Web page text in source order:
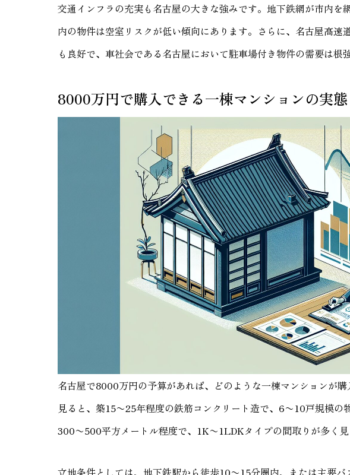
交通インフラの充実も名古屋の大きな強みです。地下鉄網が市内を
内の物件は空室リスクが低い傾向にあります。さらに、名古屋高速
も良好で、車社会である名古屋において駐車場付き物件の需要は根
8000万円で購入できる一棟マンションの実態
名古屋で8000万円の予算があれば、どのような一棟マンションが
見ると、築15〜25年程度の鉄筋コンクリート造で、6〜10戸規模の
300〜500平方メートル程度で、1K〜1LDKタイプの間取りが多く見
立地条件としては、地下鉄駅から徒歩10〜15分圏内、または主要